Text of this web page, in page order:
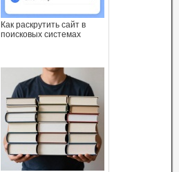
Как раскрутить сайт в
поисковых системах